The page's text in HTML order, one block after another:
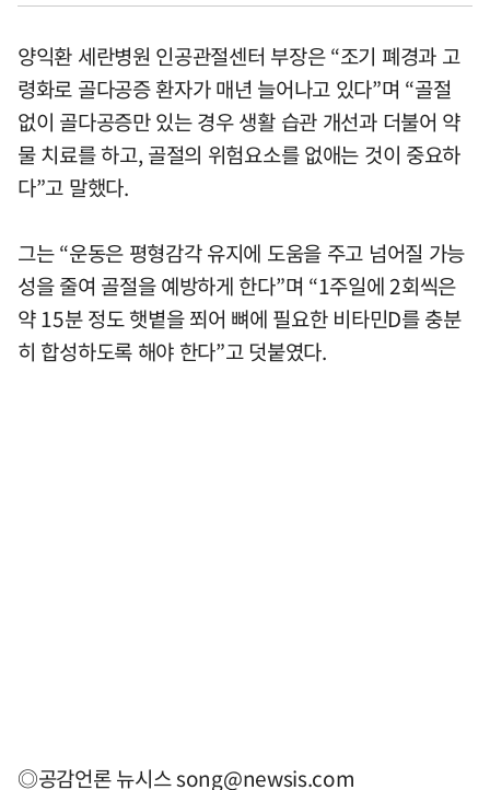
양익환 세란병원 인공관절센터 부장은 “조기 폐경과 고
령화로 골다공증 환자가 매년 늘어나고 있다”며 “골절
없이 골다공증만 있는 경우 생활 습관 개선과 더불어 약
물 치료를 하고, 골절의 위험요소를 없애는 것이 중요하
다”고 말했다.
그는 “운동은 평형감각 유지에 도움을 주고 넘어질 가능
성을 줄여 골절을 예방하게 한다”며 “1주일에 2회씩은
약 15분 정도 햇볕을 쬐어 뼈에 필요한 비타민D를 충분
히 합성하도록 해야 한다”고 덧붙였다.
◎공감언론 뉴시스song@newsis.com